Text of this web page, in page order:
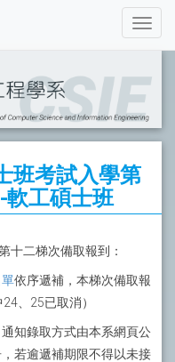
班考試入學第
軟工碩士班
十二梯次備取報到：
依序遞補，本梯次備取報
、25已取消）
知錄取方式由本系網頁公
若逾遞補期限不得以未接